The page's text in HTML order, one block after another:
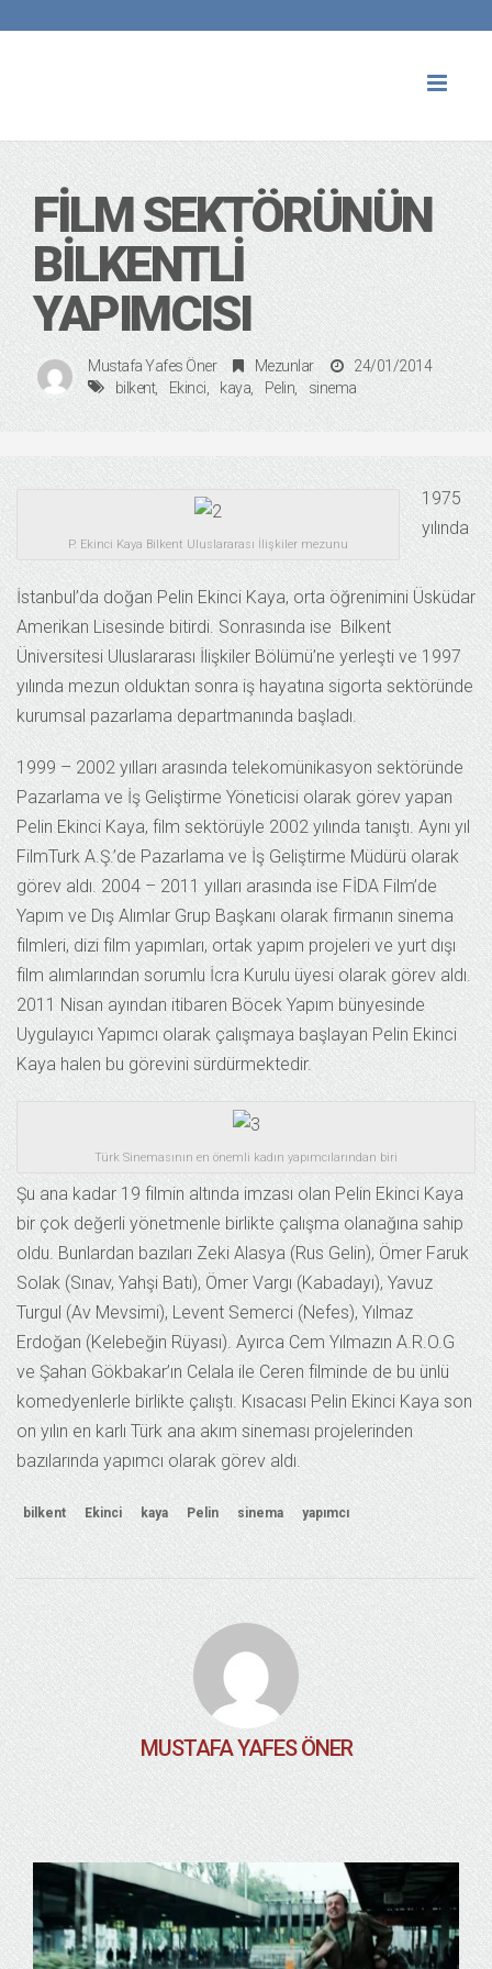
FILM SEKTÖRÜNÜN
BILKENTLI
YAPIMCISI
Mustafa Yafes Öner Mezunlar
24/01/2014
bilkent
Ekinci kaya Pelin sinema
P. Ekinci Kaya Bilkent Uluslararası İlişkiler mezunu
1975
yılında
İstanbul’da doğan Pelin Ekinci Kaya, orta öğrenimini Üsküdar
Amerikan Lisesinde bitirdi. Sonrasında ise Bilkent
Üniversitesi Uluslararası İlişkiler Bölümü’ne yerleşti ve 1997
yılında mezun olduktan sonra iş hayatına sigorta sektöründe
kurumsal pazarlama departmanında başladı.
1999 – 2002 yılları arasında telekomünikasyon sektöründe
Pazarlama ve İş Geliştirme Yöneticisi olarak görev yapan
Pelin Ekinci Kaya, film sektörüyle 2002 yılında tanıştı. Aynı yıl
FilmTurk A.Ş.’de Pazarlama ve İş Geliştirme Müdürü olarak
görev aldı. 2004 – 2011 yılları arasında ise FİDA Film’de
Yapım ve Dış Alımlar Grup Başkanı olarak firmanın sinema
filmleri, dizi film yapımları, ortak yapım projeleri ve yurt dışı
film alımlarından sorumlu İcra Kurulu üyesi olarak görev aldı.
2011 Nisan ayından itibaren Böcek Yapım bünyesinde
Uygulayıcı Yapımcı olarak çalışmaya başlayan Pelin Ekinci
Kaya halen bu görevini sürdürmektedir.
Türk Sinemasının en önemli kadın yapımcılarından biri
Şu ana kadar 19 filmin altında imzası olan Pelin Ekinci Kaya
bir çok değerli yönetmenle birlikte çalışma olanağına sahip
oldu. Bunlardan bazıları Zeki Alasya (Rus Gelin), Ömer Faruk
Solak (Sınav, Yahşi Batı), Ömer Vargı (Kabadayı), Yavuz
Turgul (Av Mevsimi), Levent Semerci (Nefes), Yılmaz
Erdoğan (Kelebeğin Rüyası). Ayırca Cem Yılmazın A.R.O.G
ve Şahan Gökbakar’ın Celala ile Ceren filminde de bu ünlü
komedyenlerle birlikte çalıştı. Kısacası Pelin Ekinci Kaya son
on yılın en karlı Türk ana akım sineması projelerinden
bazılarında yapımcı olarak görev aldı.
bilkent Ekinci kaya Pelin sinema yapımcı
MUSTAFA YAFES ÖNER